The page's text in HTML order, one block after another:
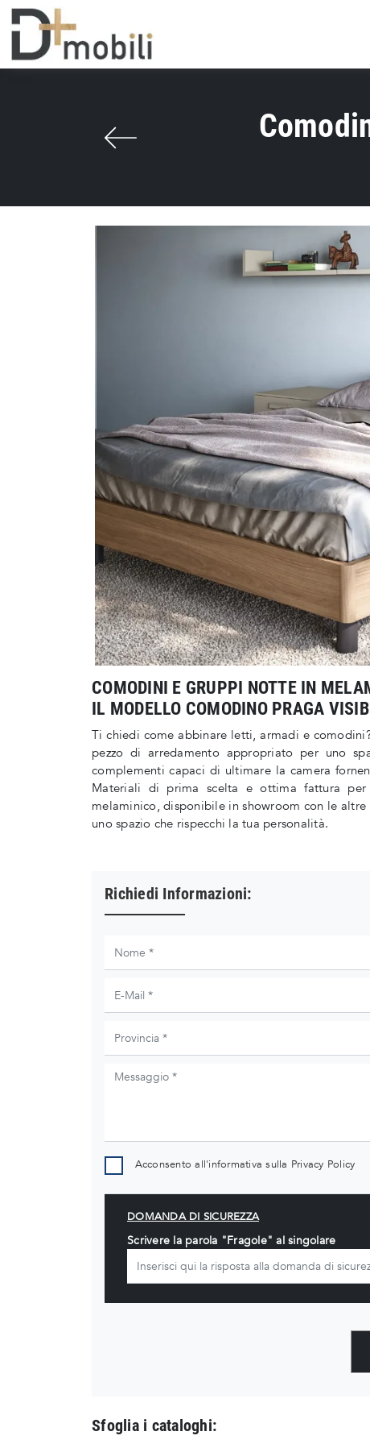
COMODINI E GRUPPI NOTTE IN
IL MODELLO COMODINO PRAGA
Ti chiedi come abbinare letti, armadi e
pezzo di arredamento appropriato per uno
complementi capaci di ultimare la camera
Materiali di prima scelta e ottima fattura
melaminico, disponibile in showroom con le
uno spazio che rispecchi la tua personalità.
Richiedi Informazioni:
Acconsento all'informativa sulla Privacy Policy
DOMANDA DI SICUREZZA
Scrivere la parola "Fragole" al singolare
Sfoglia i cataloghi: